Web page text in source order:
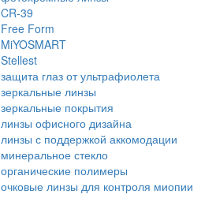
CR-39
Free Form
MiYOSMART
Stellest
защита глаз от ультрафиолета
зеркальные линзы
зеркальные покрытия
линзы офисного дизайна
линзы с поддержкой аккомодации
минеральное стекло
органические полимеры
очковые линзы для контроля миопии